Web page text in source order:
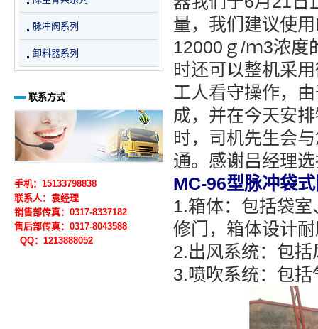
量，我们建议使
12000ｇ/ｍ3浓度
时还可以整机采
工人看守操作，
成，并在今天安
时，司机先生会
通。感谢吕经理
MC-96型脉冲袋
1.箱体：包括袋
修门，箱体设计
2.出风系统：包
3.喷吹系统：包
脉冲阀系列
卸料器系列
联系方式
手机：15133798838
联系人：袁经理
销售部传真：0317-8337182
售后部传真：0317-8043588
QQ：1213888052